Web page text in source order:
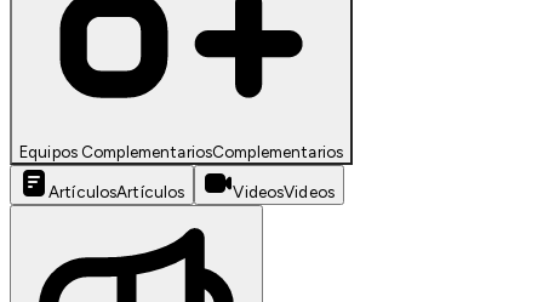
Equipos ComplementariosComplementarios
ArtículosArtículos VideosVideos